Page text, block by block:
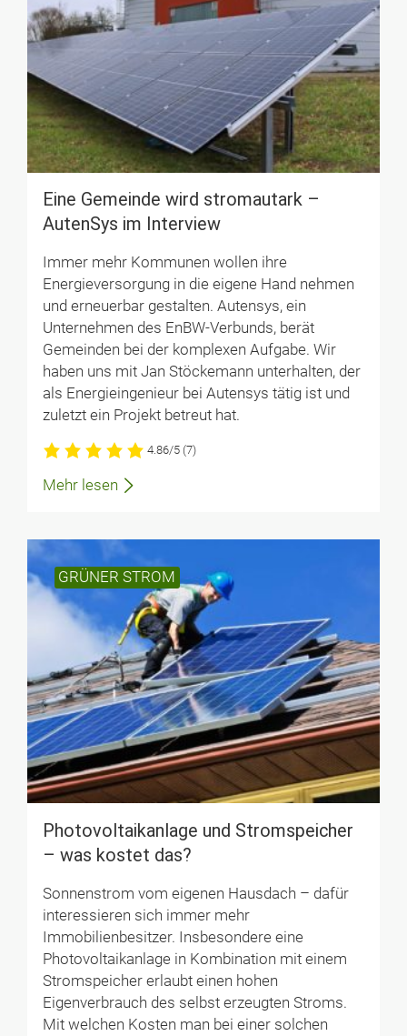
Eine Gemeinde wird strom­au­tark –
AutenSys im Inter­view
Immer mehr Kommunen wollen ihre
Energieversorgung in die eigene Hand nehmen
und erneuerbar gestalten. Autensys, ein
Unternehmen des EnBW-Verbunds, berät
Gemeinden bei der komplexen Aufgabe. Wir
haben uns mit Jan Stöckemann unterhalten, der
als Energieingenieur bei Autensys tätig ist und
zuletzt ein Projekt betreut hat.
4.86/5 (7)
Mehr lesen
GRÜNER STROM
Photo­voltaik­anlage und Strom­speicher
– was kostet das?
Sonnenstrom vom eigenen Hausdach – dafür
interessieren sich immer mehr
Immobilienbesitzer. Insbesondere eine
Photovoltaikanlage in Kombination mit einem
Stromspeicher erlaubt einen hohen
Eigenverbrauch des selbst erzeugten Stroms.
Mit welchen Kosten man bei einer solchen